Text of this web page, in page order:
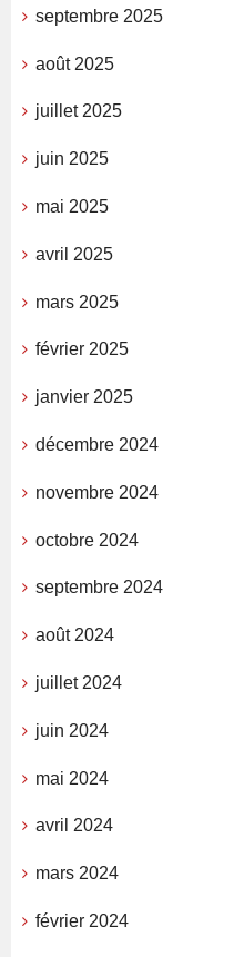
septembre 2025
août 2025
juillet 2025
juin 2025
mai 2025
avril 2025
mars 2025
février 2025
janvier 2025
décembre 2024
novembre 2024
octobre 2024
septembre 2024
août 2024
juillet 2024
juin 2024
mai 2024
avril 2024
mars 2024
février 2024